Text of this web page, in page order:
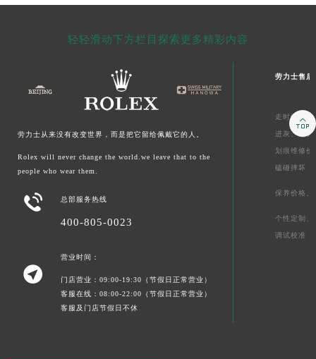
轻轻滑动下方栏目探索更多精彩内容
劳力士从来没有改变世界，而是把它留给佩戴它的人。
Rolex will never change the world.we leave that to the
people who wear them.
 总部服务热线
400-805-0023

营业时间：
门店营业：09:00-19:30（节假日正常营业）
客服在线：08:00-22:00（节假日正常营业）
客服及门店节假日不休
劳力士售后
走时维修价
进灰、 起
划痕维修价
磕碰摔坏
保养价格、
个性定制、
调试校准
